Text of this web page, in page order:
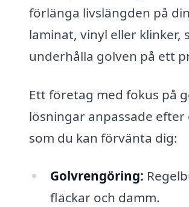
förlänga livslängden på
laminat, vinyl eller klinker,
underhålla golven på ett
Ett företag med fokus på
lösningar anpassade
som du kan förvänta dig:
Golvrengöring:
fläckar och damm.